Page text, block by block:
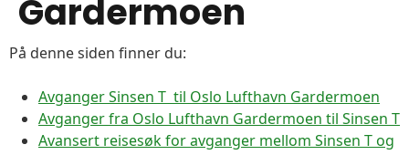
Gardermoen
På denne siden finner du:
Avganger Sinsen T til Oslo Lufthavn Gardermoen
Avganger fra Oslo Lufthavn Gardermoen til Sinsen T
Avansert reisesøk for avganger mellom Sinsen T og